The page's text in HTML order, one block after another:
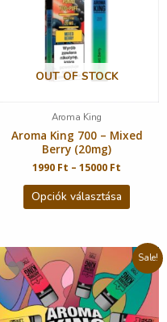
OUT OF STOCK
Aroma King
Aroma King 700 – Mixed
Berry (20mg)
1990 Ft – 15000 Ft
Opciók választása
Sale!